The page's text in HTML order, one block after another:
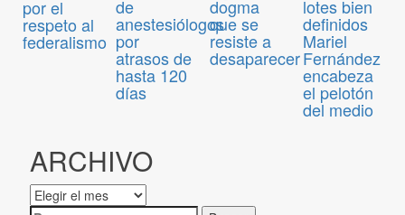
por el
respeto al
federalismo
de
anestesiólogos
por
atrasos de
hasta 120
días
dogma
que se
resiste a
desaparecer
lotes bien
definidos
Mariel
Fernández
encabeza
el pelotón
del medio
ARCHIVO